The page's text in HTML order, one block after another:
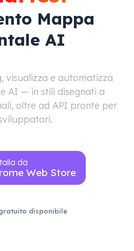
Mappa
AI
visualizza e automatizza
AI — in stili disegnati a
oltre ad API pronte per
da
Web Store
disponibile